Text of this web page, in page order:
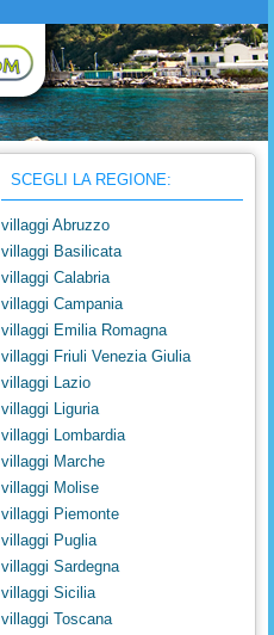
SCEGLI LA REGIONE:
villaggi Abruzzo
villaggi Basilicata
villaggi Calabria
villaggi Campania
villaggi Emilia Romagna
villaggi Friuli Venezia Giulia
villaggi Lazio
villaggi Liguria
villaggi Lombardia
villaggi Marche
villaggi Molise
villaggi Piemonte
villaggi Puglia
villaggi Sardegna
villaggi Sicilia
villaggi Toscana